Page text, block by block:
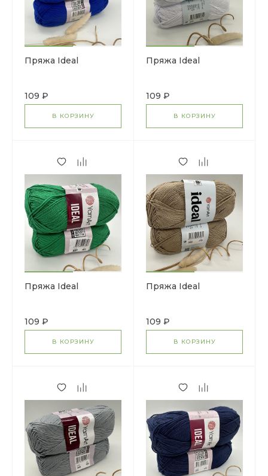
Пряжа Ideal
109 ₽
В КОРЗИНУ
Пряжа Ideal
109 ₽
В КОРЗИНУ
Пряжа Ideal
109 ₽
В КОРЗИНУ
Пряжа Ideal
109 ₽
В КОРЗИНУ